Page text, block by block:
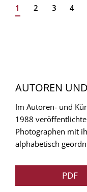
Aktuelle
1 Page
2 Page
3 4
AUTOREN
Im Autoren- und
1988
Photographen mit
alphabetisch
PDF